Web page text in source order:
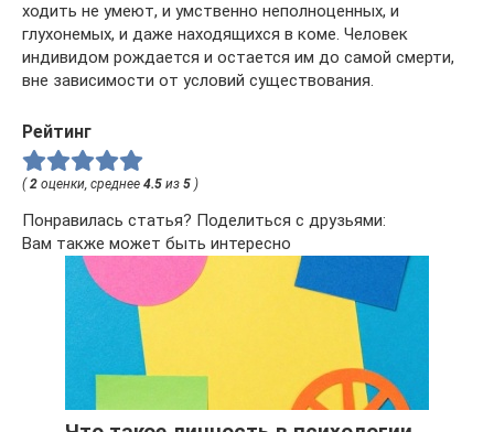
ходить не умеют, и умственно неполноценных, и
глухонемых, и даже находящихся в коме. Человек
индивидом рождается и остается им до самой смерти,
вне зависимости от условий существования.
Рейтинг
( 2 оценки, среднее 4.5 из 5 )
Понравилась статья? Поделиться с друзьями:
Вам также может быть интересно